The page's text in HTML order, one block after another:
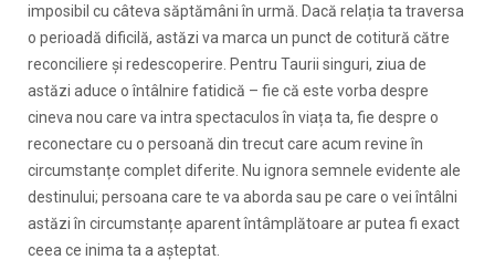
imposibil cu câteva săptămâni în urmă. Dacă relația ta traversa
o perioadă dificilă, astăzi va marca un punct de cotitură către
reconciliere și redescoperire. Pentru Taurii singuri, ziua de
astăzi aduce o întâlnire fatidică – fie că este vorba despre
cineva nou care va intra spectaculos în viața ta, fie despre o
reconectare cu o persoană din trecut care acum revine în
circumstanțe complet diferite. Nu ignora semnele evidente ale
destinului; persoana care te va aborda sau pe care o vei întâlni
astăzi în circumstanțe aparent întâmplătoare ar putea fi exact
ceea ce inima ta a așteptat.